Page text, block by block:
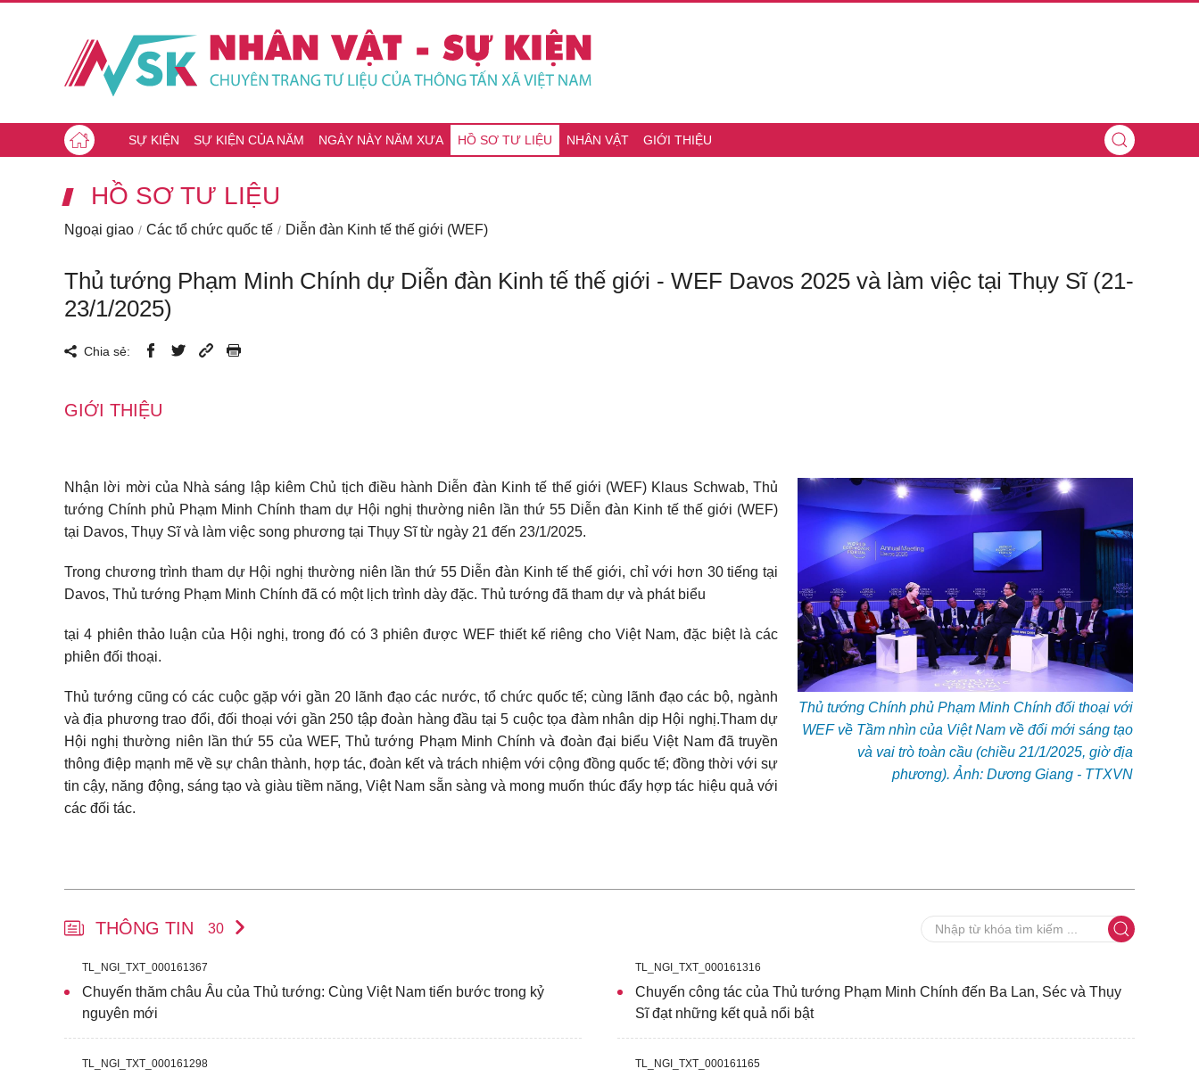
SỰ KIỆN SỰ KIỆN CỦA NĂM NGÀY NÀY NĂM XƯA HỒ SƠ TƯ LIỆU NHÂN VẬT GIỚI THIỆU
HỒ SƠ TƯ LIỆU
Ngoại giao Các tổ chức quốc tế Diễn đàn Kinh tế thế giới (WEF)
Thủ tướng Phạm Minh Chính dự Diễn đàn Kinh tế thế giới - WEF Davos 2025 và làm việc tại Thụy Sĩ (21-
23/1/2025)
Chia sẻ:
GIỚI THIỆU
Thủ tướng Chính phủ Phạm Minh Chính đối thoại với
WEF về Tầm nhìn của Việt Nam về đổi mới sáng tạo
và vai trò toàn cầu (chiều 21/1/2025, giờ địa
phương). Ảnh: Dương Giang - TTXVN
Nhận lời mời của Nhà sáng lập kiêm Chủ tịch điều hành Diễn đàn Kinh tế thế giới (WEF) Klaus Schwab, Thủ
tướng Chính phủ Phạm Minh Chính tham dự Hội nghị thường niên lần thứ 55 Diễn đàn Kinh tế thế giới (WEF)
tại Davos, Thụy Sĩ và làm việc song phương tại Thụy Sĩ từ ngày 21 đến 23/1/2025.
Trong chương trình tham dự Hội nghị thường niên lần thứ 55 Diễn đàn Kinh tế thế giới, chỉ với hơn 30 tiếng tại
Davos, Thủ tướng Phạm Minh Chính đã có một lịch trình dày đặc. Thủ tướng đã tham dự và phát biểu
tại 4 phiên thảo luận của Hội nghị, trong đó có 3 phiên được WEF thiết kế riêng cho Việt Nam, đặc biệt là các
phiên đối thoại.
Thủ tướng cũng có các cuộc gặp với gần 20 lãnh đạo các nước, tổ chức quốc tế; cùng lãnh đạo các bộ, ngành
và địa phương trao đổi, đối thoại với gần 250 tập đoàn hàng đầu tại 5 cuộc tọa đàm nhân dịp Hội nghị.Tham dự
Hội nghị thường niên lần thứ 55 của WEF, Thủ tướng Phạm Minh Chính và đoàn đại biểu Việt Nam đã truyền
thông điệp mạnh mẽ về sự chân thành, hợp tác, đoàn kết và trách nhiệm với cộng đồng quốc tế; đồng thời với sự
tin cậy, năng động, sáng tạo và giàu tiềm năng, Việt Nam sẵn sàng và mong muốn thúc đẩy hợp tác hiệu quả với
các đối tác.
THÔNG TIN 30
TL_NGI_TXT_000161367
Chuyến thăm châu Âu của Thủ tướng: Cùng Việt Nam tiến bước trong kỷ
nguyên mới
TL_NGI_TXT_000161316
Chuyến công tác của Thủ tướng Phạm Minh Chính đến Ba Lan, Séc và Thụy
Sĩ đạt những kết quả nổi bật
TL_NGI_TXT_000161298 TL_NGI_TXT_000161165